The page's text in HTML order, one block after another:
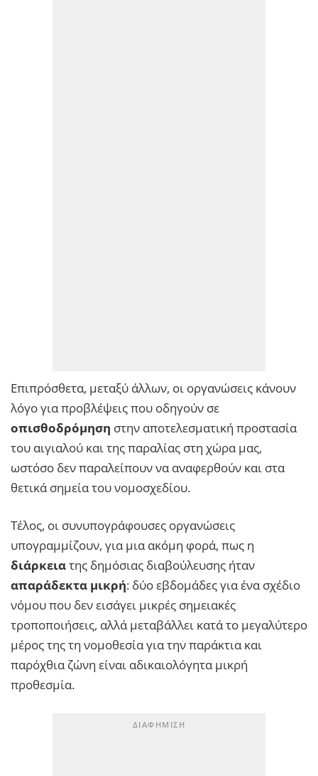
Επιπρόσθετα, μεταξύ άλλων, οι οργανώσεις κάνουν
λόγο για προβλέψεις που οδηγούν σε
οπισθοδρόμηση στην αποτελεσματική προστασία
του αιγιαλού και της παραλίας στη χώρα μας,
ωστόσο δεν παραλείπουν να αναφερθούν και στα
θετικά σημεία του νομοσχεδίου.
Τέλος, οι συνυπογράφουσες οργανώσεις
υπογραμμίζουν, για μια ακόμη φορά, πως η
διάρκειατης δημόσιας διαβούλευσης ήταν
απαράδεκτα μικρή: δύο εβδομάδες για ένα σχέδιο
νόμου που δεν εισάγει μικρές σημειακές
τροποποιήσεις, αλλά μεταβάλλει κατά το μεγαλύτερο
μέρος της τη νομοθεσία για την παράκτια και
παρόχθια ζώνη είναι αδικαιολόγητα μικρή
προθεσμία.